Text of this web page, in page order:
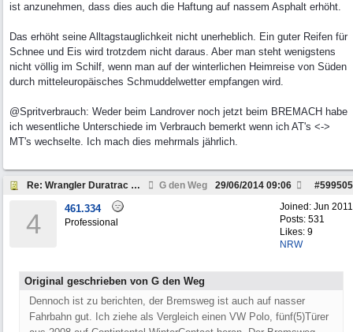
ist anzunehmen, dass dies auch die Haftung auf nassem Asphalt erhöht.
Das erhöht seine Alltagstauglichkeit nicht unerheblich. Ein guter Reifen für
Schnee und Eis wird trotzdem nicht daraus. Aber man steht wenigstens
nicht völlig im Schilf, wenn man auf der winterlichen Heimreise von Süden
durch mitteleuropäisches Schmuddelwetter empfangen wird.
@Spritverbrauch: Weder beim Landrover noch jetzt beim BREMACH habe
ich wesentliche Unterschiede im Verbrauch bemerkt wenn ich AT's <->
MT's wechselte. Ich mach dies mehrmals jährlich.
Re: Wrangler Duratrac Rezension G den Weg #599505
29/06/2014 09:06
Joined: Jun 2011
Posts: 531
Likes: 9
NRW
4 461.334
Professional
Original geschrieben von G den Weg
Dennoch ist zu berichten, der Bremsweg ist auch auf nasser
Fahrbahn gut. Ich ziehe als Vergleich einen VW Polo, fünf(5)Türer